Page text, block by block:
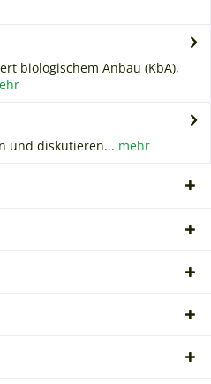
biologischem Anbau (KbA),
und diskutieren... mehr